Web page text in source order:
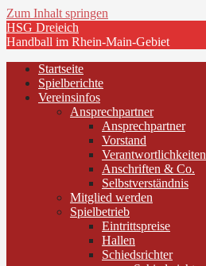
Zum Inhalt springen
HSG Dreieich
Handball im Rhein-Main-Gebiet
Startseite
Spielberichte
Vereinsinfos
Ansprechpartner
Ansprechpartner
Vorstand
Verantwortlichkeiten
Anschriften & Co.
Selbstverständnis
Mitglied werden
Spielbetrieb
Eintrittspreise
Hallen
Schiedsrichter